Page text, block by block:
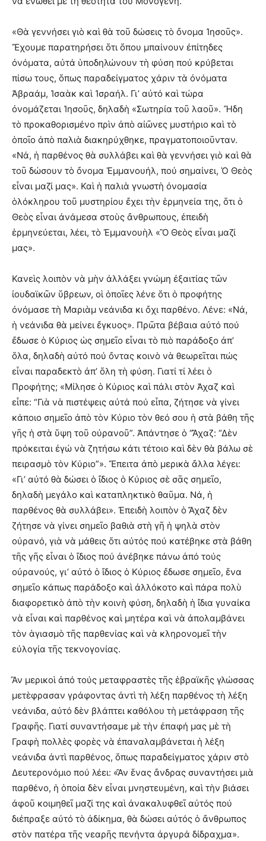
«Θὰ γεννήσει γιὸ καὶ θὰ τοῦ δώσεις τὸ ὄνομα Ἰησοῦς».
Ἔχουμε παρατηρήσει ὅτι ὅπου μπαίνουν ἐπίτηδες
ὀνόματα, αὐτά ὑποδηλώνουν τὴ φύση πού κρύβεται
πίσω τους, ὅπως παραδείγματος χάριν τὰ ὀνόματα
Ἀβραάμ, Ἰσαὰκ καὶ Ἰσραήλ. Γι’ αὐτό καὶ τώρα
ὀνομάζεται Ἰησοῦς, δηλαδὴ «Σωτηρία τοῦ λαοῦ». Ἤδη
τὸ προκαθορισμένο πρὶν ἀπὸ αἰῶνες μυστήριο καὶ τὸ
ὁποῖο ἀπὸ παλιὰ διακηρύχθηκε, πραγματοποιοῦνταν.
«Νά, ἡ παρθένος θὰ συλλάβει καὶ θὰ γεννήσει γιὸ καὶ θὰ
τοῦ δώσουν τὸ ὄνομα Ἐμμανουήλ, πού σημαίνει, Ὁ Θεὸς
εἶναι μαζί μας». Καὶ ἡ παλιὰ γνωστὴ ὀνομασία
ὁλόκληρου τοῦ μυστηρίου ἔχει τὴν ἑρμηνεία της, ὅτι ὁ
Θεὸς εἶναι ἀνάμεσα στοὺς ἄνθρωπους, ἐπειδὴ
ἑρμηνεύεται, λέει, τὸ Ἐμμανουὴλ «Ὃ Θεὸς εἶναι μαζί
μας».
Κανεὶς λοιπὸν νὰ μὴν ἀλλάξει γνώμη ἐξαιτίας τῶν
ἰουδαϊκῶν ὕβρεων, οἱ ὁποῖες λένε ὅτι ὁ προφήτης
ὀνόμασε τὴ Μαριὰμ νεάνιδα κι ὄχι παρθένο. Λένε: «Νά,
ἡ νεάνιδα θὰ μείνει ἔγκυος». Πρῶτα βέβαια αὐτό πού
ἔδωσε ὁ Κύριος ὡς σημεῖο εἶναι τὸ πιὸ παράδοξο ἀπ’
ὅλα, δηλαδὴ αὐτό πού ὄντας κοινὸ νὰ θεωρεῖται πώς
εἶναι παραδεκτὸ ἀπ’ ὅλη τὴ φύση. Γιατί τί λέει ὁ
Προφήτης; «Μίλησε ὁ Κύριος καὶ πάλι στὸν Ἀχαζ καὶ
εἶπε: “Γιὰ νὰ πιστέψεις αὐτά πού εἶπα, ζήτησε νὰ γίνει
κάποιο σημεῖο ἀπὸ τὸν Κύριο τὸν θεό σου ἡ στὰ βάθη τῆς
γῆς ἡ στὰ ὕψη τοῦ οὐρανοῦ”. Ἀπάντησε ὁ “Ἄχαζ: “Δὲν
πρόκειται ἐγώ νὰ ζητήσω κάτι τέτοιο καὶ δὲν θὰ βάλω σὲ
πειρασμὸ τὸν Κύριο”». Ἔπειτα ἀπὸ μερικὰ ἄλλα λέγει:
«Γι’ αὐτό θὰ δώσει ὁ ἴδιος ὁ Κύριος σὲ σᾶς σημεῖο,
δηλαδὴ μεγάλο καὶ καταπληκτικὸ θαῦμα. Νά, ἡ
παρθένος θὰ συλλάβει». Ἐπειδὴ λοιπὸν ὁ Ἄχαζ δὲν
ζήτησε νὰ γίνει σημεῖο βαθιὰ στὴ γῆ ἡ ψηλὰ στὸν
οὐρανό, γιὰ νὰ μάθεις ὅτι αὐτός πού κατέβηκε στὰ βάθη
τῆς γῆς εἶναι ὁ ἴδιος πού ἀνέβηκε πάνω ἀπό τούς
οὐρανούς, γι’ αὐτό ὁ ἴδιος ὁ Κύριος ἔδωσε σημεῖο, ἕνα
σημεῖο κάπως παράδοξο καὶ ἀλλόκοτο καὶ πάρα πολὺ
διαφορετικὸ ἀπὸ τὴν κοινὴ φύση, δηλαδὴ ἡ ἴδια γυναίκα
νὰ εἶναι καὶ παρθένος καὶ μητέρα καὶ νὰ ἀπολαμβάνει
τὸν ἁγιασμὸ τῆς παρθενίας καὶ νὰ κληρονομεῖ τὴν
εὐλογία τῆς τεκνογονίας.
Ἂν μερικοὶ ἀπό τούς μεταφραστὲς τῆς ἑβραϊκῆς γλώσσας
μετὲφρασαν γράφοντας ἀντὶ τὴ λέξη παρθένος τὴ λέξη
νεάνιδα, αὐτό δὲν βλάπτει καθόλου τὴ μετάφραση τῆς
Γραφῆς. Γιατί συναντήσαμε μὲ τὴν ἐπαφή μας μὲ τὴ
Γραφὴ πολλὲς φορὲς νὰ ἐπαναλαμβάνεται ἡ λέξη
νεάνιδα ἀντὶ παρθένος, ὅπως παραδείγματος χάριν στὸ
Δευτερονόμιο πού λέει: «Ἂν ἕνας ἄνδρας συναντήσει μιὰ
παρθένο, ἡ ὁποία δὲν εἶναι μνηστευμένη, καὶ τὴν βιάσει
ἀφοῦ κοιμηθεῖ μαζί της καὶ ἀνακαλυφθεῖ αὐτός πού
διέπραξε αὐτό τὸ ἀδίκημα, θὰ δώσει αὐτός ὁ ἄνθρωπος
στὸν πατέρα τῆς νεαρῆς πενήντα ἀργυρά δίδραχμα».